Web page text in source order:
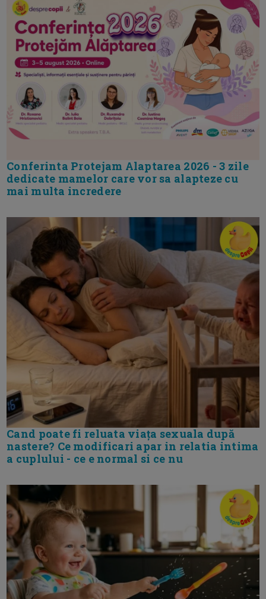
Conferinta Protejam Alaptarea 2026 - 3 zile
dedicate mamelor care vor sa alapteze cu
mai multa incredere
Cand poate fi reluata viața sexuala după
nastere? Ce modificari apar in relatia intima
a cuplului - ce e normal si ce nu